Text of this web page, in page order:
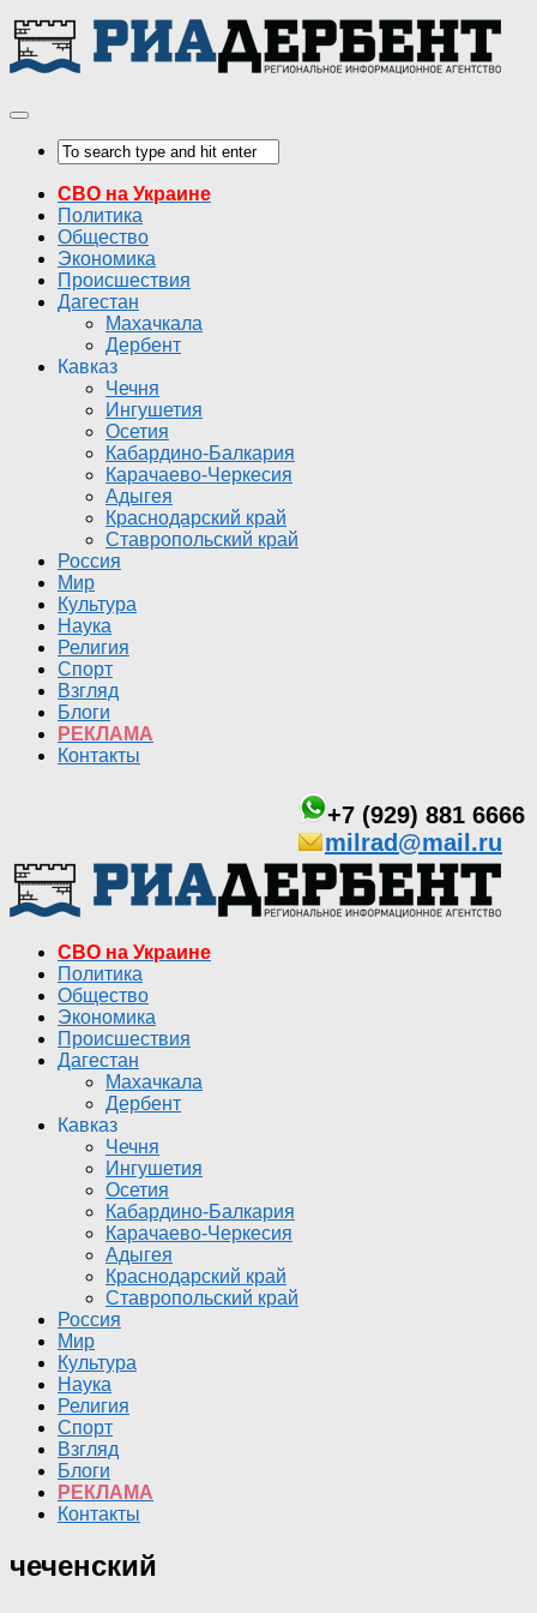
СВО на Украине
Политика
Общество
Экономика
Происшествия
Дагестан
Махачкала
Дербент
Кавказ
Чечня
Ингушетия
Осетия
Кабардино-Балкария
Карачаево-Черкесия
Адыгея
Краснодарский край
Ставропольский край
Россия
Мир
Культура
Наука
Религия
Спорт
Взгляд
Блоги
РЕКЛАМА
Контакты
+7 (929) 881 6666
milrad@mail.ru
СВО на Украине
Политика
Общество
Экономика
Происшествия
Дагестан
Махачкала
Дербент
Кавказ
Чечня
Ингушетия
Осетия
Кабардино-Балкария
Карачаево-Черкесия
Адыгея
Краснодарский край
Ставропольский край
Россия
Мир
Культура
Наука
Религия
Спорт
Взгляд
Блоги
РЕКЛАМА
Контакты
чеченский